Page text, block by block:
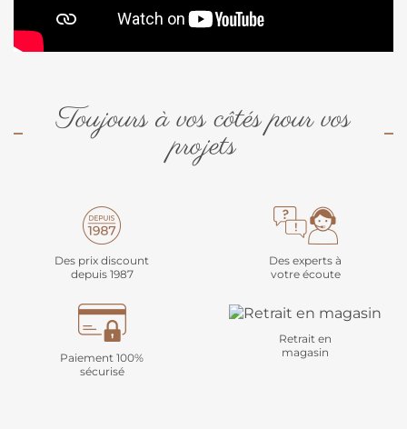
Toujours à vos côtés pour vos
projets
Des prix discount
depuis 1987
Des experts à
votre écoute
Paiement 100%
sécurisé
Retrait en
magasin